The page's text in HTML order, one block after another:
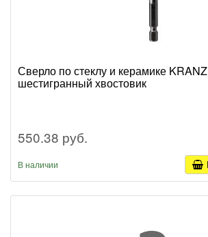
Сверло по стеклу и керамике
шестигранный хвостовик
550.38 руб.
В наличии